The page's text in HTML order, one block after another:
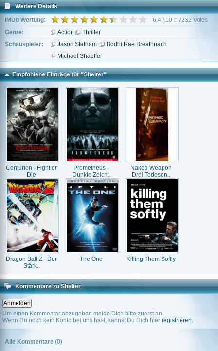
Weitere Details
IMDb Wertung:
6.4 / 10 :: 7232 Votes
Genre:
Action
Thriller
Schauspieler:
Jason Statham
Bodhi Rae Breathnach
Michael Shaeffer
Empfohlene Einträge für "Shelter"
Centurion - Fight or
Die
Prometheus -
Dunkle Zeich..
Naked Weapon
Drei Todesen..
Dragon Ball Z - Der
Stärk..
The One Killing Them Softly
Kommentare zu Shelter
Um einen Kommentar abzugeben melde Dich bitte zuerst an.
Wenn Du noch kein Konto bei uns hast, kannst Du Dich hier registrieren.
Alle Kommentare (0)